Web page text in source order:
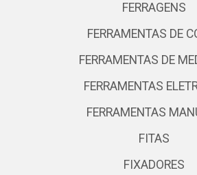
FERRAGENS
FERRAMENTAS DE
FERRAMENTAS DE
FERRAMENTAS
FERRAMENTAS
FITAS
FIXADORES